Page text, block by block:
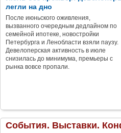
легли на дно
После июньского оживления,
вызванного очередным дедлайном по
семейной ипотеке, новостройки
Петербурга и Ленобласти взяли паузу.
Девелоперская активность в июле
снизилась до минимума, премьеры с
рынка вовсе пропали.
События. Выставки.